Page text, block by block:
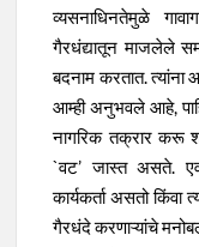
व्यसनाधिनतेमुळे
गैरधंद्यातून माजलेले
बदनाम करतात. त्यांना
आम्ही अनुभवले आहे,
नागरिक तक्रार करू
`वट’ जास्त असते.
कार्यकर्ता असतो किंवा
गैरधंदे करणाऱ्यांचे